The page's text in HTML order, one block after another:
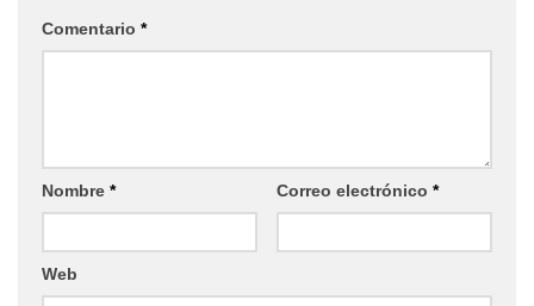
Comentario *
Nombre * Correo electrónico *
Web